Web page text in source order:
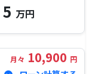
5 万円
月々 10,900 円